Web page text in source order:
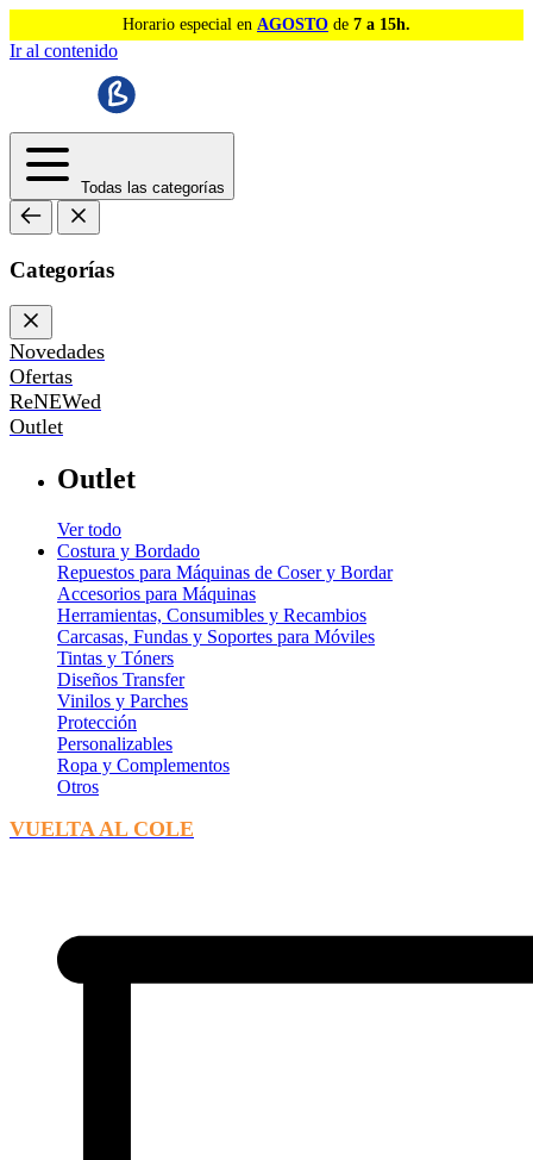
Horario especial en AGOSTO de 7 a 15h.
Ir al contenido
Todas las categorías
Categorías
Novedades
Ofertas
ReNEWed
Outlet
Outlet
Ver todo
Costura y Bordado
Repuestos para Máquinas de Coser y Bordar
Accesorios para Máquinas
Herramientas, Consumibles y Recambios
Carcasas, Fundas y Soportes para Móviles
Tintas y Tóners
Diseños Transfer
Vinilos y Parches
Protección
Personalizables
Ropa y Complementos
Otros
VUELTA AL COLE